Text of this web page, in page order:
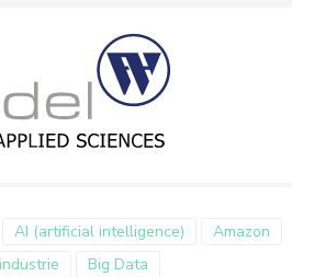
AI (artificial intelligence)
Amazon
Big Data